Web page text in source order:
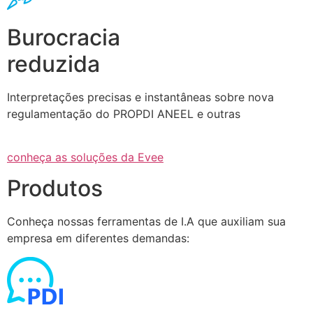
Burocracia
reduzida
Interpretações precisas e instantâneas sobre nova
regulamentação do PROPDI ANEEL e outras
conheça as soluções da Evee
Produtos
Conheça nossas ferramentas de I.A que auxiliam sua
empresa em diferentes demandas: